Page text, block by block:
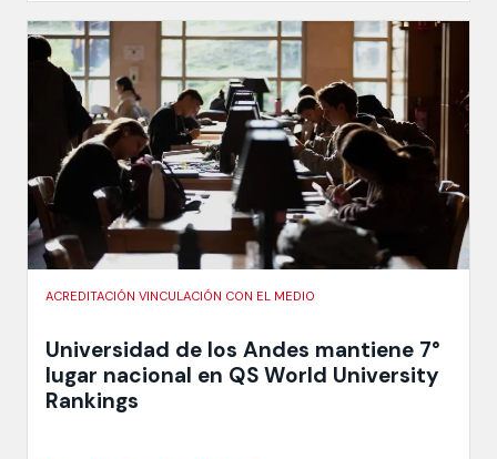
ACREDITACIÓN VINCULACIÓN CON EL MEDIO
Universidad de los Andes mantiene 7°
lugar nacional en QS World University
Rankings